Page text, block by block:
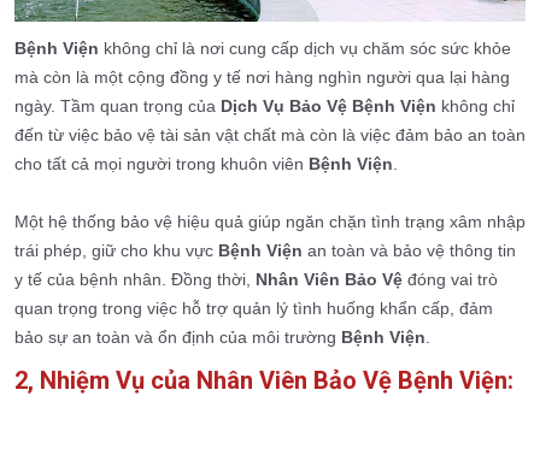
Bệnh Viện không chỉ là nơi cung cấp dịch vụ chăm sóc sức khỏe
mà còn là một cộng đồng y tế nơi hàng nghìn người qua lại hàng
ngày. Tầm quan trọng của Dịch Vụ Bảo Vệ Bệnh Viện không chỉ
đến từ việc bảo vệ tài sản vật chất mà còn là việc đảm bảo an toàn
cho tất cả mọi người trong khuôn viên Bệnh Viện.
Một hệ thống bảo vệ hiệu quả giúp ngăn chặn tình trạng xâm nhập
trái phép, giữ cho khu vực Bệnh Viện an toàn và bảo vệ thông tin
y tế của bệnh nhân. Đồng thời, Nhân Viên Bảo Vệ đóng vai trò
quan trọng trong việc hỗ trợ quản lý tình huống khẩn cấp, đảm
bảo sự an toàn và ổn định của môi trường Bệnh Viện.
2, Nhiệm Vụ của Nhân Viên Bảo Vệ Bệnh Viện: